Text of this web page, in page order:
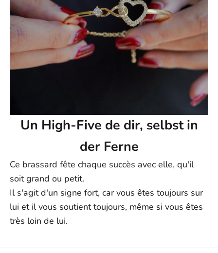
Un High-Five de dir, selbst in
der Ferne
Ce brassard fête chaque succès avec elle, qu'il
soit grand ou petit.
Il s'agit d'un signe fort, car vous êtes toujours sur
lui et il vous soutient toujours, même si vous êtes
très loin de lui.